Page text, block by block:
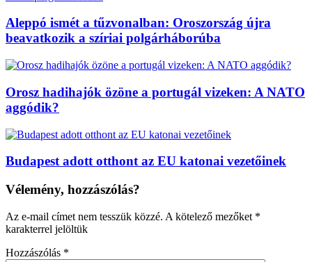
Aleppó ismét a tűzvonalban: Oroszország újra
beavatkozik a szíriai polgárháborúba
Orosz hadihajók özöne a portugál vizeken: A NATO
aggódik?
Budapest adott otthont az EU katonai vezetőinek
Vélemény, hozzászólás?
Az e-mail címet nem tesszük közzé. A kötelező mezőket *
karakterrel jelöltük
Hozzászólás *